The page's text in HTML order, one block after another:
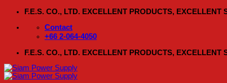
Skip
content
F.E.S. CO., LTD. EXCELLENT PRODUCTS, EXCELLENT
Contact
+66 2-064-4050
F.E.S. CO., LTD. EXCELLENT PRODUCTS, EXCELLENT